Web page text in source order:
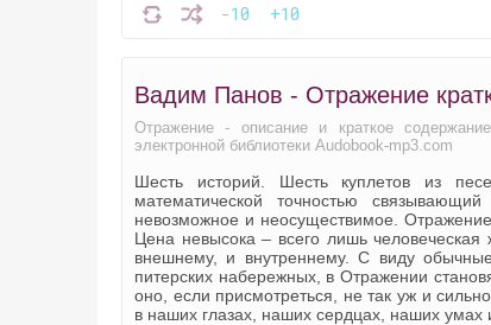
-10 +10
Вадим Панов - Отражение
Отражение - описание и краткое
электронной библиотеки Audobook-mp3.com
Шесть историй. Шесть куплетов из
математической точностью
невозможное и неосуществимое.
Цена невысока – всего лишь человеческая
внешнему, и внутреннему. С виду
питерских набережных, в Отражении
оно, если присмотреться, не так уж и
в наших глазах, наших сердцах, наших умах